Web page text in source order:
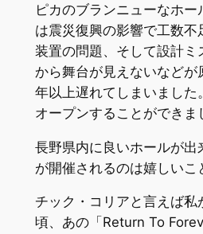
ピカのブランニューなホ
は震災復興の影響で工数不
装置の問題、そして設計ミ
から舞台が見えないなどが
年以上遅れてしまいました
オープンすることができま
長野県内に良いホールが出
が開催されるのは嬉しいこ
チック・コリアと言えば私
頃、あの「Return To